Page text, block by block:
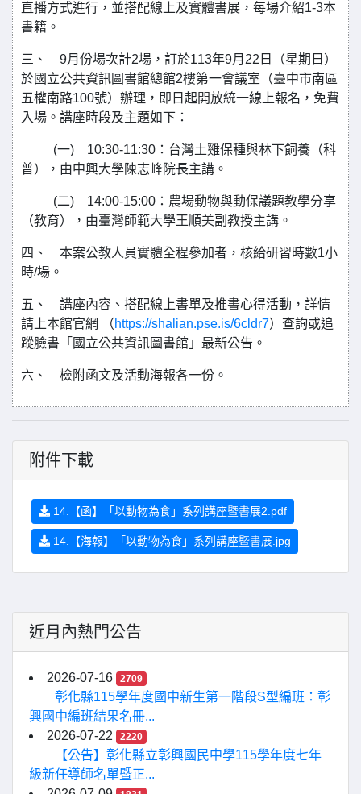
直播方式進行，並搭配線上及實體書展，每場介紹1-3本
書籍。
三、 9月份場次計2場，訂於113年9月22日（星期日）
於國立公共資訊圖書館總館2樓第一會議室（臺中市南區
五權南路100號）辦理，即日起開放統一線上報名，免費
入場。講座時段及主題如下：
(一) 10:30-11:30：台灣土雞保種與林下飼養（科
普），由中興大學陳志峰院長主講。
(二) 14:00-15:00：農場動物與動保議題教學分享
（教育），由臺灣師範大學王順美副教授主講。
四、 本案公教人員實體全程參加者，核給研習時數1小
時/場。
五、 講座內容、搭配線上書單及推書心得活動，詳情
請上本館官網 （https://shalian.pse.is/6cldr7）查詢或追
蹤臉書「國立公共資訊圖書館」最新公告。
六、 檢附函文及活動海報各一份。
附件下載
14.【函】「以動物為食」系列講座暨書展2.pdf
14.【海報】「以動物為食」系列講座暨書展.jpg
近月內熱門公告
2026-07-16 2709
彰化縣115學年度國中新生第一階段S型編班：彰
興國中編班結果名冊...
2026-07-22
2220
【公告】彰化縣立彰興國民中學115學年度七年
級新任導師名單暨正...